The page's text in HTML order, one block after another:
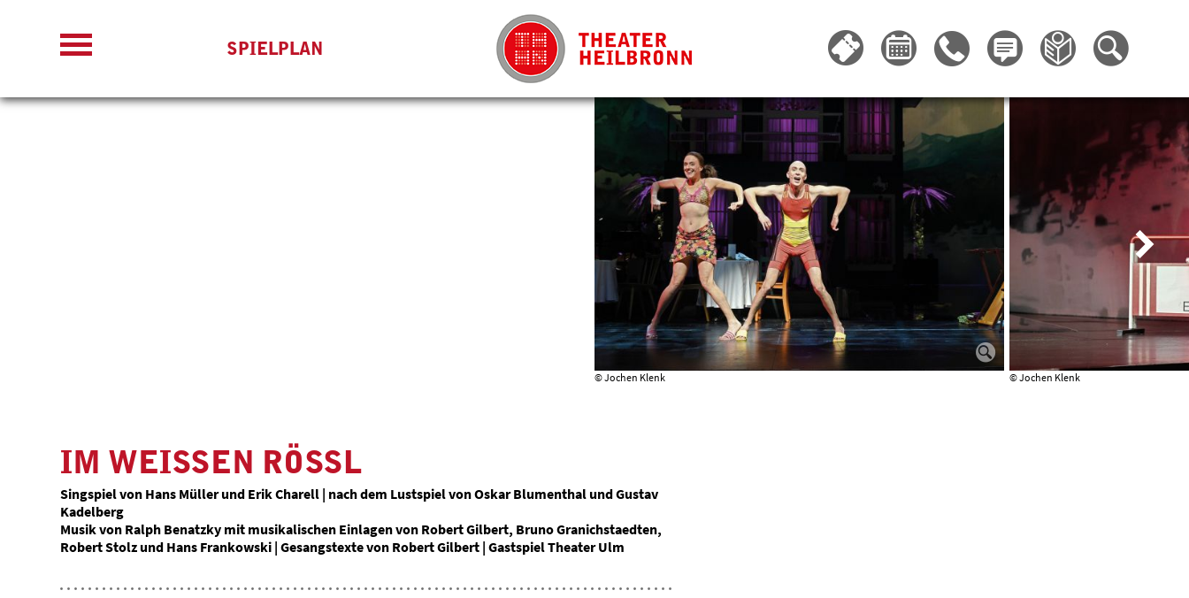
SPIELPLAN
© Jochen Klenk © Jochen Klenk
IM WEISSEN RÖSSL
Singspiel von Hans Müller und Erik Charell | nach dem Lustspiel von Oskar Blumenthal und Gustav
Kadelberg
Musik von Ralph Benatzky mit musikalischen Einlagen von Robert Gilbert, Bruno Granichstaedten,
Robert Stolz und Hans Frankowski | Gesangstexte von Robert Gilbert | Gastspiel Theater Ulm